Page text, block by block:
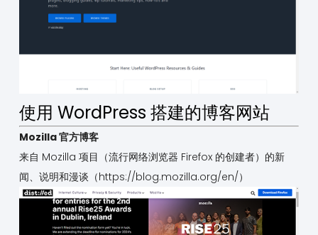
使用 WordPress 搭建的博客网站
Mozilla 官方博客
来自 Mozilla 项目（流行网络浏览器 Firefox 的创建者）的新
闻、说明和漫谈（https://blog.mozilla.org/en/）